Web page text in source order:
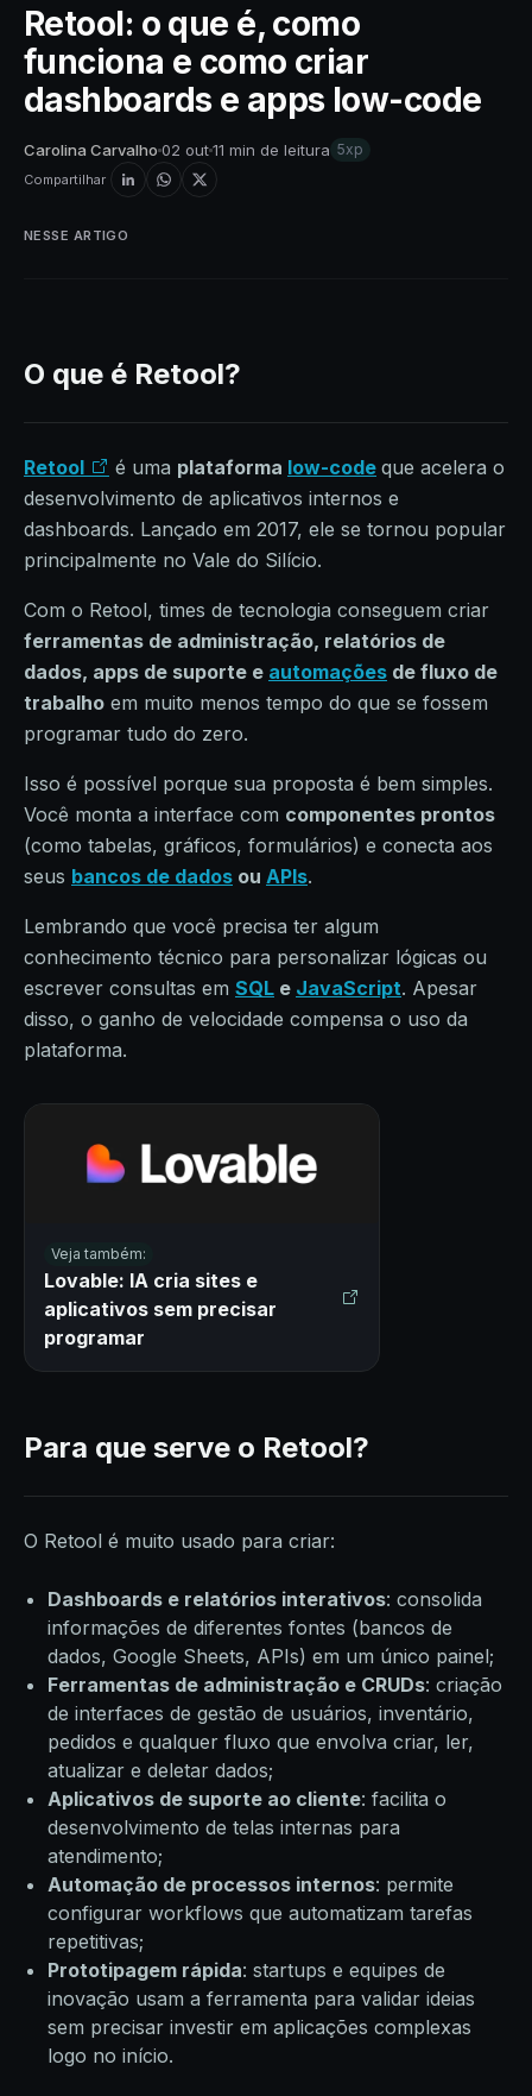
Retool: o que é, como
funciona e como criar
dashboards e apps low-code
Carolina Carvalho 02 out11 min de leitura 5xp
Compartilhar
O que é Retool?
Retool é uma plataforma low-code que acelera o
desenvolvimento de aplicativos internos e
dashboards. Lançado em 2017, ele se tornou popular
principalmente no Vale do Silício.
Com o Retool, times de tecnologia conseguem criar
ferramentas de administração, relatórios de
dados, apps de suporte e automações de fluxo de
trabalho em muito menos tempo do que se fossem
programar tudo do zero.
Isso é possível porque sua proposta é bem simples.
Você monta a interface com componentes prontos
(como tabelas, gráficos, formulários) e conecta aos
seus bancos de dados ou APIs.
Lembrando que você precisa ter algum
conhecimento técnico para personalizar lógicas ou
escrever consultas em SQL e JavaScript. Apesar
disso, o ganho de velocidade compensa o uso da
plataforma.
Veja também:
Lovable: IA cria sites e
aplicativos sem precisar
programar
Para que serve o Retool?
O Retool é muito usado para criar:
Dashboards e relatórios interativos: consolida
informações de diferentes fontes (bancos de
dados, Google Sheets, APIs) em um único painel;
Ferramentas de administração e CRUDs: criação
de interfaces de gestão de usuários, inventário,
pedidos e qualquer fluxo que envolva criar, ler,
atualizar e deletar dados;
Aplicativos de suporte ao cliente: facilita o
desenvolvimento de telas internas para
atendimento;
Automação de processos internos: permite
configurar workflows que automatizam tarefas
repetitivas;
Prototipagem rápida: startups e equipes de
inovação usam a ferramenta para validar ideias
sem precisar investir em aplicações complexas
logo no início.
NESSE ARTIGO